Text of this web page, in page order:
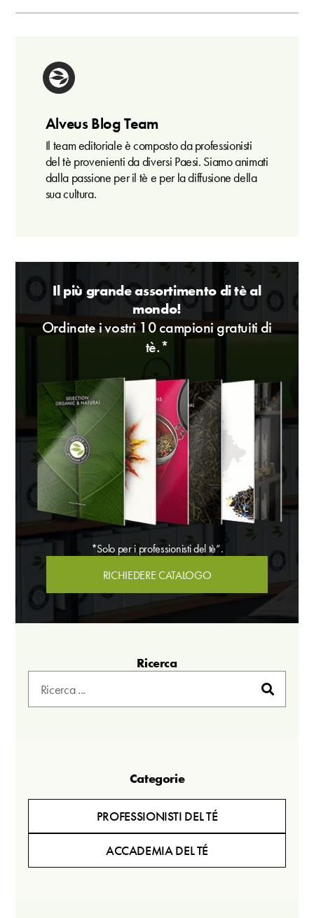
Alveus Blog Team
Il team editoriale è composto da professionisti
del tè provenienti da diversi Paesi. Siamo animati
dalla passione per il tè e per la diffusione della
sua cultura.
Il più grande assortimento di tè al
mondo!
Ordinate i vostri 10 campioni gratuiti di
tè.*
*Solo per i professionisti del tè”.
RICHIEDERE CATALOGO
Ricerca
Categorie
PROFESSIONISTI DEL TÉ
ACCADEMIA DEL TÉ